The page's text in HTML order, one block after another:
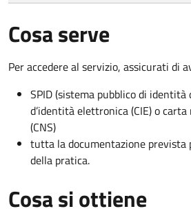
Cosa serve
Per accedere al servizio, assicurati di
SPID (sistema pubblico di
d’identità elettronica (CIE) o
(CNS)
tutta la documentazione prevista
della pratica.
Cosa si ottiene